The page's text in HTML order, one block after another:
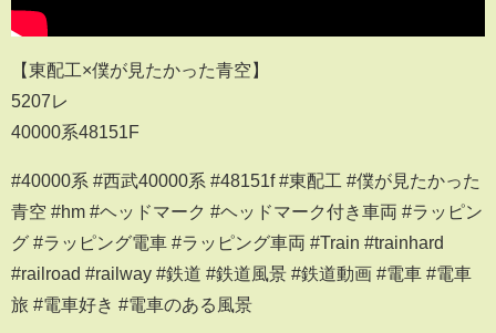
【東配工×僕が見たかった青空】
5207レ
40000系48151F
#40000系 #西武40000系 #48151f #東配工 #僕が見たかった
青空 #hm #ヘッドマーク #ヘッドマーク付き車両 #ラッピン
グ #ラッピング電車 #ラッピング車両 #Train #trainhard
#railroad #railway #鉄道 #鉄道風景 #鉄道動画 #電車 #電車
旅 #電車好き #電車のある風景